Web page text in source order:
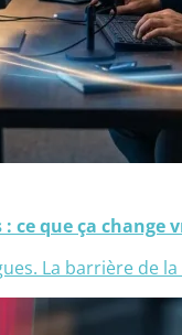
ce que ça
La barrière de